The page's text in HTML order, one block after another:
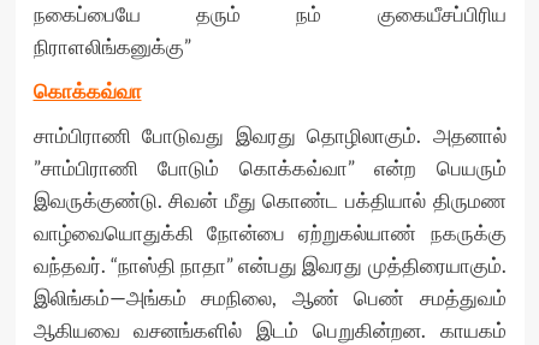
நகைப்பையே தரும் நம் குகையீசப்பிரிய
நிராளலிங்கனுக்கு”
கொக்கவ்வா
சாம்பிராணி போடுவது இவரது தொழிலாகும். அதனால்
”சாம்பிராணி போடும் கொக்கவ்வா” என்ற பெயரும்
இவருக்குண்டு. சிவன் மீது கொண்ட பக்தியால் திருமண
வாழ்வையொதுக்கி நோன்பை ஏற்றுகல்யாண் நகருக்கு
வந்தவர். “நாஸ்தி நாதா” என்பது இவரது முத்திரையாகும்.
இலிங்கம்—அங்கம் சமநிலை, ஆண் பெண் சமத்துவம்
ஆகியவை வசனங்களில் இடம் பெறுகின்றன. காயகம்